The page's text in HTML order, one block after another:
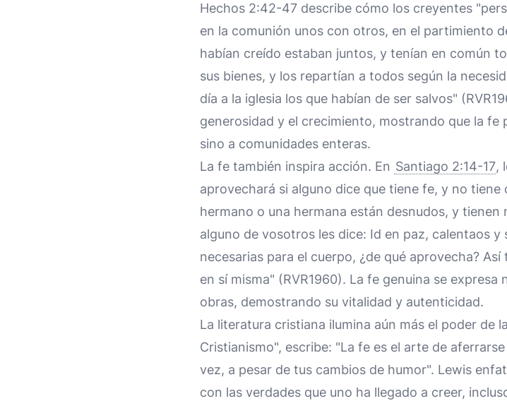
Hechos 2:42-47 describe cómo los creyentes
en la comunión unos con otros, en el partimiento
habían creído estaban juntos, y tenían en común
sus bienes, y los repartían a todos según la
día a la iglesia los que habían de ser salvos"
generosidad y el crecimiento, mostrando que la
sino a comunidades enteras.
La fe también inspira acción. En Santiago 2:14-17,
aprovechará si alguno dice que tiene fe, y no tiene
hermano o una hermana están desnudos, y
alguno de vosotros les dice: Id en paz, calentaos y
necesarias para el cuerpo, ¿de qué aprovecha?
en sí misma" (RVR1960). La fe genuina se
obras, demostrando su vitalidad y autenticidad.
La literatura cristiana ilumina aún más el poder de
Cristianismo", escribe: "La fe es el arte de
vez, a pesar de tus cambios de humor". Lewis
con las verdades que uno ha llegado a creer,